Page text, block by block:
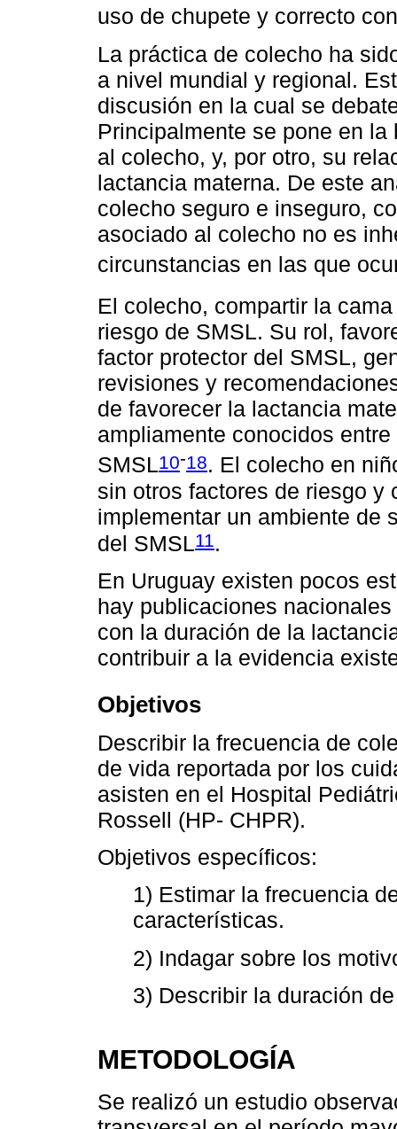
uso de chupete y correcto
La práctica de colecho ha
a nivel mundial y regional.
discusión en la cual se
Principalmente se pone en
al colecho, y, por otro, su
lactancia materna. De este
colecho seguro e inseguro,
asociado al colecho no es
circunstancias en las que
El colecho, compartir la
riesgo de SMSL. Su rol,
factor protector del SMSL,
revisiones y
de favorecer la lactancia
ampliamente conocidos
SMSL10-18. El colecho en
sin otros factores de riesgo y
implementar un ambiente de
del SMSL11.
En Uruguay existen pocos
hay publicaciones
con la duración de la
contribuir a la evidencia
Objetivos
Describir la frecuencia de
de vida reportada por los
asisten en el Hospital
Rossell (HP- CHPR).
Objetivos específicos:
1) Estimar la frecuencia
características.
2) Indagar sobre los
3) Describir la duración
METODOLOGÍA
Se realizó un estudio